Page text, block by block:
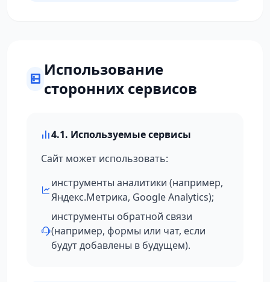
Использование
сторонних сервисов
4.1. Используемые сервисы
Сайт может использовать:
инструменты аналитики (например,
Яндекс.Метрика, Google Analytics);
инструменты обратной связи
(например, формы или чат, если
будут добавлены в будущем).